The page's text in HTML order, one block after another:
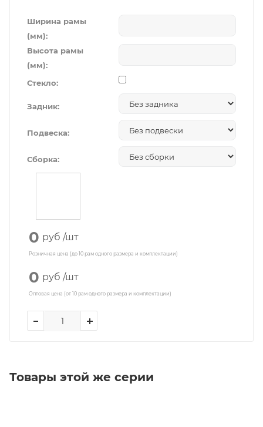
Ширина рамы
(мм):
Высота рамы
(мм):
Стекло:
Задник:
Подвеска:
Сборка:
0 руб /шт
Розничная цена (до 10 рам одного размера и комплектации)
0 руб /шт
Оптовая цена (от 10 рам одного размера и комплектации)
Товары этой же серии